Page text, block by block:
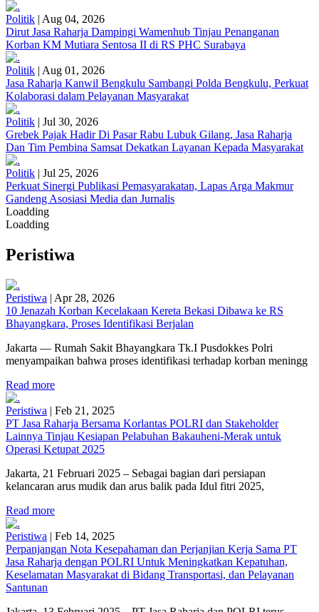
Politik | Aug 04, 2026
Dirut Jasa Raharja Dampingi Wamenhub Tinjau Penanganan
Korban KM Mutiara Sentosa II di RS PHC Surabaya
Politik | Aug 01, 2026
Jasa Raharja Kanwil Bengkulu Sambangi Polda Bengkulu, Perkuat
Kolaborasi dalam Pelayanan Masyarakat
Politik | Jul 30, 2026
Grebek Pajak Hadir Di Pasar Rabu Lubuk Gilang, Jasa Raharja
Dan Tim Pembina Samsat Dekatkan Layanan Kepada Masyarakat
Politik | Jul 25, 2026
Perkuat Sinergi Publikasi Pemasyarakatan, Lapas Arga Makmur
Gandeng Asosiasi Media dan Jurnalis
Loadding
Loadding
Peristiwa
Peristiwa | Apr 28, 2026
10 Jenazah Korban Kecelakaan Kereta Bekasi Dibawa ke RS
Bhayangkara, Proses Identifikasi Berjalan
Jakarta — Rumah Sakit Bhayangkara Tk.I Pusdokkes Polri
menyampaikan bahwa proses identifikasi terhadap korban meningg
Read more
Peristiwa | Feb 21, 2025
PT Jasa Raharja Bersama Korlantas POLRI dan Stakeholder
Lainnya Tinjau Kesiapan Pelabuhan Bakauheni-Merak untuk
Operasi Ketupat 2025
Jakarta, 21 Februari 2025 – Sebagai bagian dari persiapan
kelancaran arus mudik dan arus balik pada Idul fitri 2025,
Read more
Peristiwa | Feb 14, 2025
Perpanjangan Nota Kesepahaman dan Perjanjian Kerja Sama PT
Jasa Raharja dengan POLRI Untuk Meningkatkan Kepatuhan,
Keselamatan Masyarakat di Bidang Transportasi, dan Pelayanan
Santunan